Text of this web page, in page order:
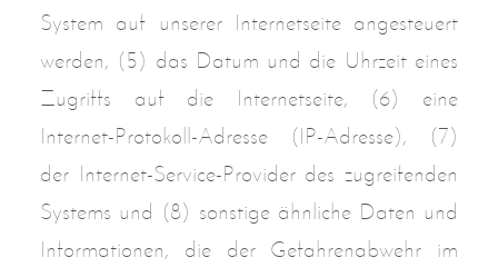
System auf unserer Internetseite angesteuert
werden, (5) das Datum und die Uhrzeit eines
Zugriffs auf die Internetseite, (6) eine
Internet-Protokoll-Adresse (IP-Adresse), (7)
der Internet-Service-Provider des zugreifenden
Systems und (8) sonstige ähnliche Daten und
Informationen, die der Gefahrenabwehr im